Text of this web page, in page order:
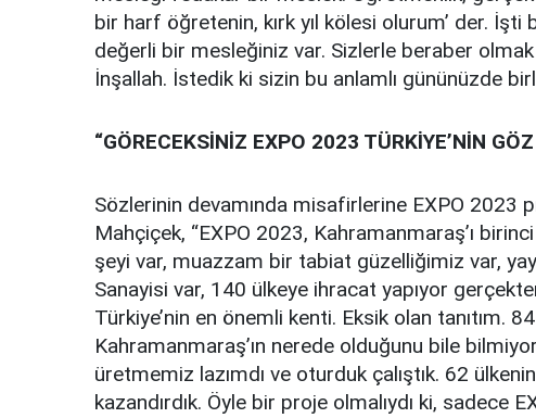
bir harf öğretenin, kırk yıl kölesi olurum’ der.
değerli bir mesleğiniz var. Sizlerle beraber
İnşallah. İstedik ki sizin bu anlamlı gününüzde
“GÖRECEKSİNİZ EXPO 2023 TÜRKİYE’NİN
Sözlerinin devamında misafirlerine EXPO 2023
Mahçiçek, “EXPO 2023, Kahramanmaraş’ı
şeyi var, muazzam bir tabiat güzelliğimiz var,
Sanayisi var, 140 ülkeye ihracat yapıyor
Türkiye’nin en önemli kenti. Eksik olan tanıtım.
Kahramanmaraş’ın nerede olduğunu bile
üretmemiz lazımdı ve oturduk çalıştık. 62
kazandırdık. Öyle bir proje olmalıydı ki, sadece